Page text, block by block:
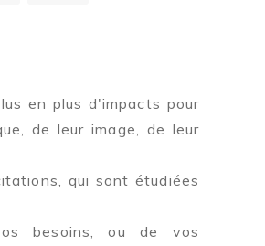
en plus d'impacts pour
de leur image, de leur
qui sont étudiées
besoins, ou de vos